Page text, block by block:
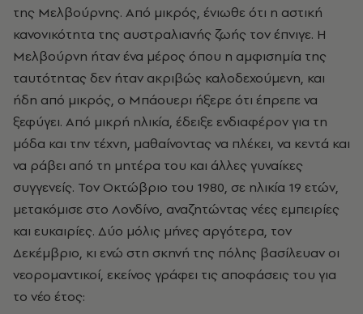
της Μελβούρνης. Από μικρός, ένιωθε ότι η αστική
κανονικότητα της αυστραλιανής ζωής τον έπνιγε. Η
Μελβούρνη ήταν ένα μέρος όπου η αμφισημία της
ταυτότητας δεν ήταν ακριβώς καλοδεχούμενη, και
ήδη από μικρός, ο Μπάουερι ήξερε ότι έπρεπε να
ξεφύγει. Από μικρή ηλικία, έδειξε ενδιαφέρον για τη
μόδα και την τέχνη, μαθαίνοντας να πλέκει, να κεντά και
να ράβει από τη μητέρα του και άλλες γυναίκες
συγγενείς. Τον Οκτώβριο του 1980, σε ηλικία 19 ετών,
μετακόμισε στο Λονδίνο, αναζητώντας νέες εμπειρίες
και ευκαιρίες. Δύο μόλις μήνες αργότερα, τον
Δεκέμβριο, κι ενώ στη σκηνή της πόλης βασίλευαν οι
νεορομαντικοί, εκείνος γράφει τις αποφάσεις του για
το νέο έτος: